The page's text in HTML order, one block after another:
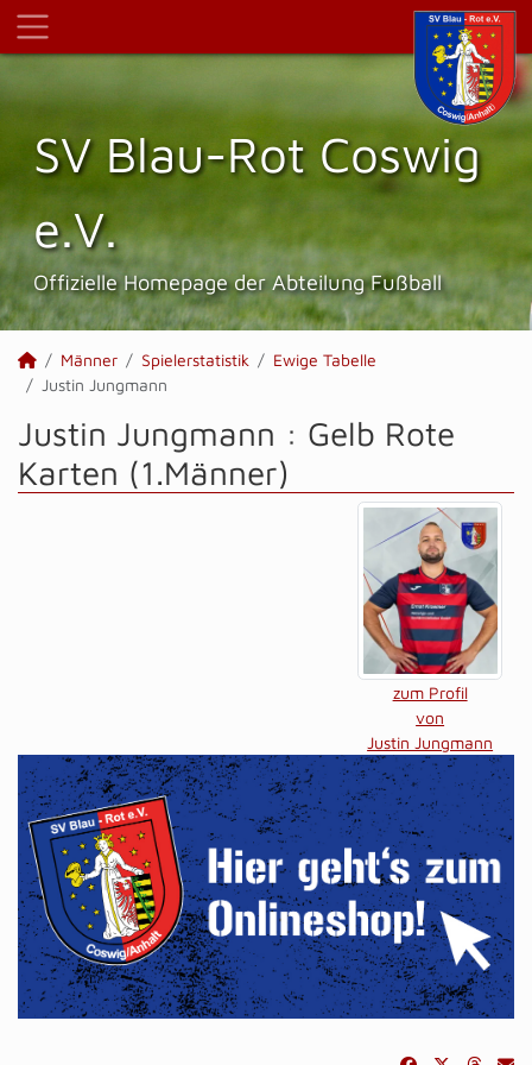
SV Blau-Rot Coswig
e.V.
Offizielle Homepage der Abteilung Fußball
Männer Spielerstatistik
Ewige Tabelle
Justin Jungmann
Justin Jungmann : Gelb Rote
Karten (1.Männer)
zum Profil
von
Justin Jungmann